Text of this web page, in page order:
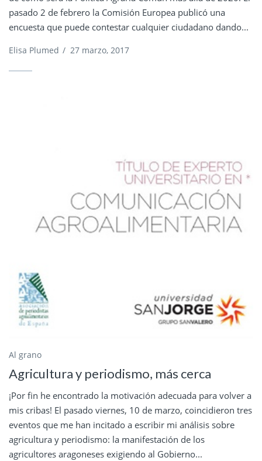
pasado 2 de febrero la Comisión Europea publicó una
encuesta que puede contestar cualquier ciudadano dando...
Elisa Plumed / 27 marzo, 2017
Al grano
Agricultura y periodismo, más cerca
¡Por fin he encontrado la motivación adecuada para volver a
mis cribas! El pasado viernes, 10 de marzo, coincidieron tres
eventos que me han incitado a escribir mi análisis sobre
agricultura y periodismo: la manifestación de los
agricultores aragoneses exigiendo al Gobierno...